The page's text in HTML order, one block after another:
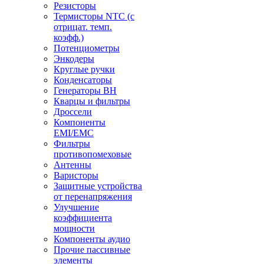
Резисторы
Термисторы NTC (с
отрицат. темп.
коэфф.)
Потенциометры
Энкодеры
Круглые ручки
Конденсаторы
Генераторы ВН
Кварцы и фильтры
Дроссели
Компоненты
EMI/EMC
Фильтры
противопомеховые
Антенны
Варисторы
Защитные устройства
от перенапряжения
Улучшение
коэффициента
мощности
Компоненты аудио
Прочие пассивные
элементы